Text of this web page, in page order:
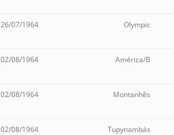
26/07/1964 Olympic
02/08/1964 América/B
02/08/1964 Montanhês
02/08/1964 Tupynambás